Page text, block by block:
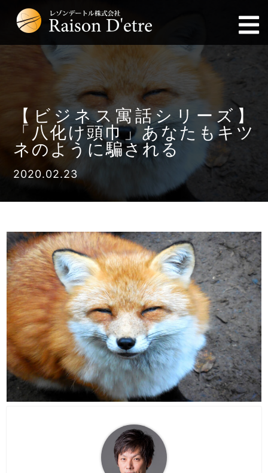
【ビジネス寓話シリーズ】
「八化け頭巾」あなたもキツ
ネのように騙される
2020.02.23